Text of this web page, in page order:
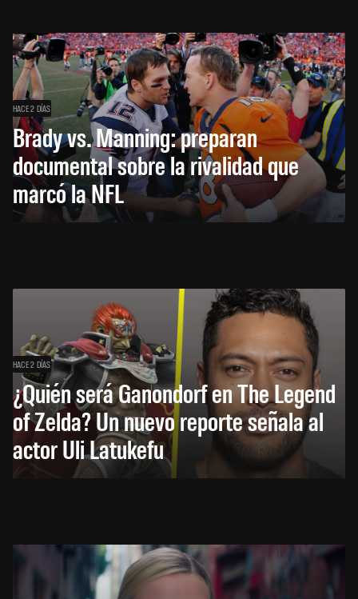
HACE 2 DÍAS
Brady vs. Manning: preparan
documental sobre la rivalidad que
marcó la NFL
HACE 2 DÍAS
¿Quién será Ganondorf en The Legend
of Zelda? Un nuevo reporte señala al
actor Uli Latukefu